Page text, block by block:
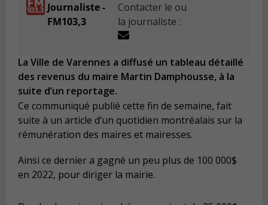
Journaliste -
FM103,3
Contacter le ou
la journaliste :
La Ville de Varennes a diffusé un tableau détaillé
des revenus du maire Martin Damphousse, à la
suite d’un reportage.
Ce communiqué publié cette fin de semaine, fait
suite à un article d’un quotidien montréalais sur la
rémunération des maires et mairesses.
Ainsi ce dernier a gagné un peu plus de 100 000$
en 2022, pour diriger la mairie.